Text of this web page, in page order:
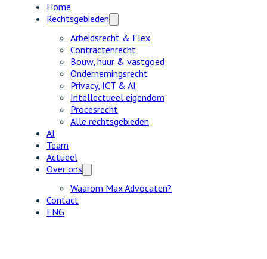
Home
Rechtsgebieden
Arbeidsrecht & Flex
Contractenrecht
Bouw, huur & vastgoed
Ondernemingsrecht
Privacy, ICT & AI
Intellectueel eigendom
Procesrecht
Alle rechtsgebieden
AI
Team
Actueel
Over ons
Waarom Max Advocaten?
Contact
ENG